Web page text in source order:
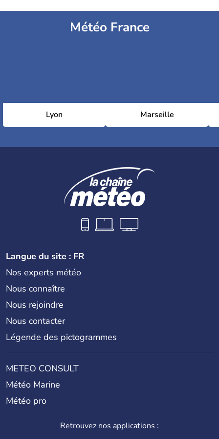
Météo France
Lyon Marseille
Langue du site : FR
Nos experts météo
Nous connaître
Nous rejoindre
Nous contacter
Légende des pictogrammes
METEO CONSULT
Météo Marine
Météo pro
Retrouvez nos applications :